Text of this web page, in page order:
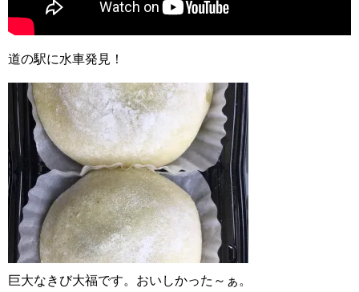
道の駅に水車発見！
巨大なきび大福です。おいしかった～ぁ。